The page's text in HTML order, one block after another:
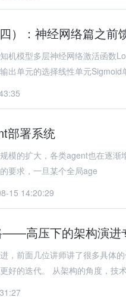
）：神经网络篇之前
机模型多层神经网络激活函数
出单元的选择线性单元Sigmoid
部署系统
模的扩大，各类agent也在逐
要求，一旦某个全局age
15 14:20:29
——高压下的架构演进
，前面几位讲师讲了很多具体
供更好的基础设施，帮助架构做更好的迭